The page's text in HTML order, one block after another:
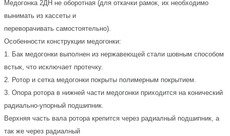
Медогонка 2ДН не оборотная (для откачки рамок, их необходимо
вынимать из кассеты и
переворачивать самостоятельно).
Особенности конструкции медогонки:
1. Бак медогонки выполнен из нержавеющей стали шовным способом
встык, что исключает протечку.
2. Ротор и сетка медогонки покрыты полимерным покрытием.
3. Опора ротора в нижней части медогонки приходится на конический
радиально-упорный подшипник.
Верхняя часть вала ротора крепится через радиалный подшипник, а
так же через радиалный